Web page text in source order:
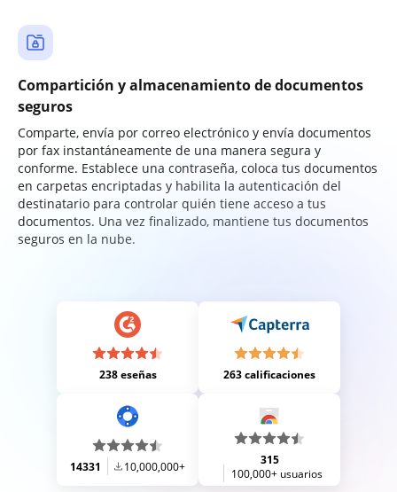
Compartición y almacenamiento de documentos
seguros
Comparte, envía por correo electrónico y envía documentos
por fax instantáneamente de una manera segura y
conforme. Establece una contraseña, coloca tus documentos
en carpetas encriptadas y habilita la autenticación del
destinatario para controlar quién tiene acceso a tus
documentos. Una vez finalizado, mantiene tus documentos
seguros en la nube.
238 eseñas 263 calificaciones
14331 10,000,000+
315
100,000+ usuarios